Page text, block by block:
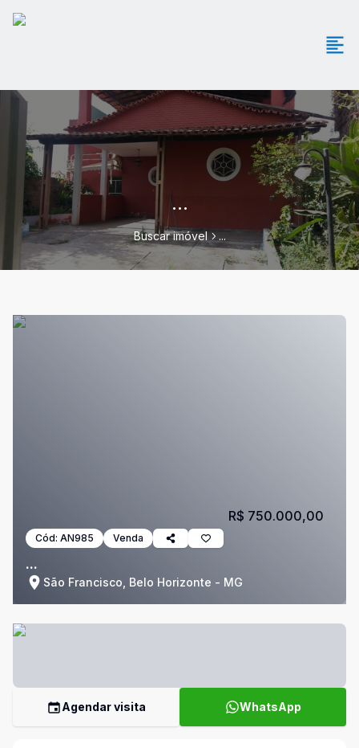
...
Buscar imóvel ...
Cód: AN985 Venda
...
São Francisco, Belo Horizonte - MG
R$ 750.000,00
Agendar visita WhatsApp